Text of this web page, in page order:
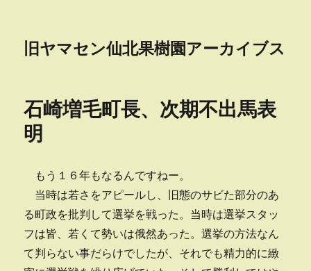
旧ヤマセン仙北果樹園アーカイブス
石崎増毛町長、次期不出馬表
明
もう１６年もなるんですねー。
当時は若さをアピールし、旧態のサビた部分のあ
る町政を批判して選挙を戦った。当時は選挙スタッ
フは皆、若くて勢いは俄然あった。選挙の方法なん
て判らない事だらけでしたが、それでも精力的に緻